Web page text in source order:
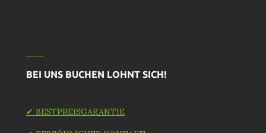
BEI UNS BUCHEN LOHNT SICH!
✔ BESTPREISGARANTIE